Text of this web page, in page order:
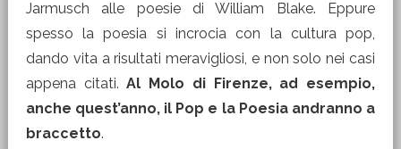
Jarmusch alle poesie di William Blake. Eppure
spesso la poesia si incrocia con la cultura pop,
dando vita a risultati meravigliosi, e non solo nei casi
appena citati.Al Molo di Firenze, ad esempio,
anche quest’anno, il Pop e la Poesia andranno a
braccetto.